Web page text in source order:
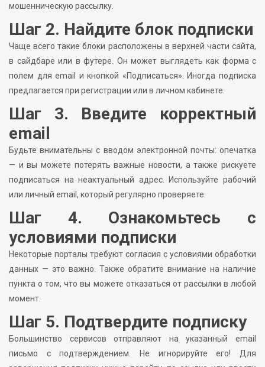
мошенническую рассылку.
Шаг 2. Найдите блок подписки
Чаще всего такие блоки расположены в верхней части сайта,
в сайдбаре или в футере. Он может выглядеть как форма с
полем для email и кнопкой «Подписаться». Иногда подписка
предлагается при регистрации или в личном кабинете.
Шаг 3. Введите корректный
email
Будьте внимательны с вводом электронной почты: опечатка
— и вы можете потерять важные новости, а также рискуете
подписаться на неактуальный адрес. Используйте рабочий
или личный email, который регулярно проверяете.
Шаг 4. Ознакомьтесь с
условиями подписки
Некоторые порталы требуют согласия с условиями обработки
данных — это важно. Также обратите внимание на наличие
пункта о том, что вы можете отказаться от рассылки в любой
момент.
Шаг 5. Подтвердите подписку
Большинство сервисов отправляют на указанный email
письмо с подтверждением. Не игнорируйте его! Для